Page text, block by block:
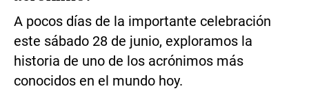
A pocos días de la importante celebración
este sábado 28 de junio, exploramos la
historia de uno de los acrónimos más
conocidos en el mundo hoy.